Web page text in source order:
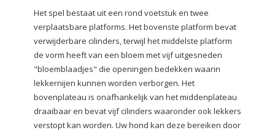
Het spel bestaat uit een rond voetstuk en twee
verplaatsbare platforms. Het bovenste platform bevat
verwijderbare cilinders, terwijl het middelste platform
de vorm heeft van een bloem met vijf uitgesneden
"bloemblaadjes" die openingen bedekken waarin
lekkernijen kunnen worden verborgen. Het
bovenplateau is onafhankelijk van het middenplateau
draaibaar en bevat vijf cilinders waaronder ook lekkers
verstopt kan worden. Uw hond kan deze bereiken door